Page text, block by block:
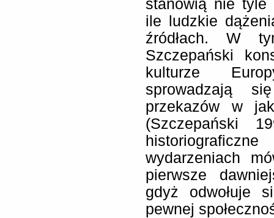
stanowią nie tyle
ile ludzkie
źródłach. W
Szczepański
kulturze
sprowadzają
przekazów w
(Szczepański
wydarzeniach
pierwsze
gdyż odwołuje
pewnej